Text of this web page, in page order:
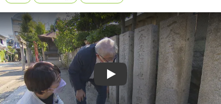
Play